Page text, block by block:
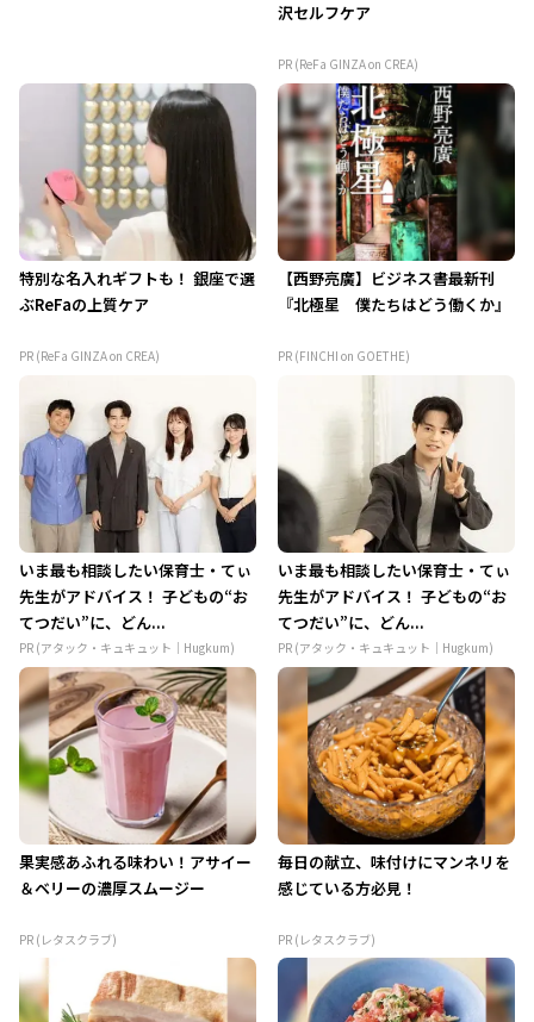
沢セルフケア
PR (ReFa GINZA on CREA)
特別な名入れギフトも！ 銀座で選
ぶReFaの上質ケア
PR (ReFa GINZA on CREA)
【西野亮廣】ビジネス書最新刊
『北極星 僕たちはどう働くか』
PR (FINCHI on GOETHE)
いま最も相談したい保育士・てぃ
先生がアドバイス！ 子どもの“お
てつだい”に、どん...
PR (アタック・キュキュット｜Hugkum)
いま最も相談したい保育士・てぃ
先生がアドバイス！ 子どもの“お
てつだい”に、どん...
PR (アタック・キュキュット｜Hugkum)
果実感あふれる味わい！アサイー
＆ベリーの濃厚スムージー
PR (レタスクラブ)
毎日の献立、味付けにマンネリを
感じている方必見！
PR (レタスクラブ)